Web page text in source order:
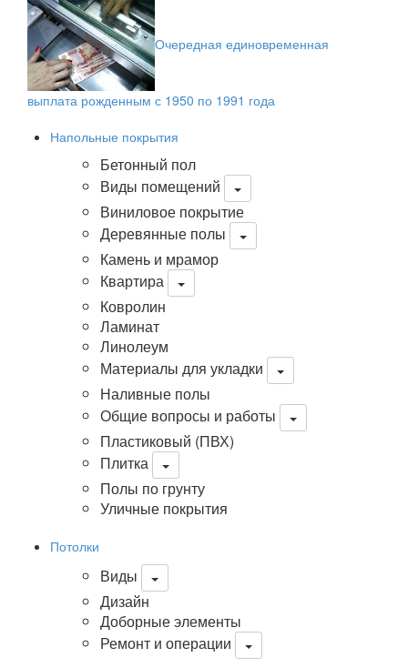
Очередная единовременная
выплата рожденным с 1950 по 1991 года
Напольные покрытия
Бетонный пол
Виды помещений
Виниловое покрытие
Деревянные полы
Камень и мрамор
Квартира
Ковролин
Ламинат
Линолеум
Материалы для укладки
Наливные полы
Общие вопросы и работы
Пластиковый (ПВХ)
Плитка
Полы по грунту
Уличные покрытия
Потолки
Виды
Дизайн
Доборные элементы
Ремонт и операции